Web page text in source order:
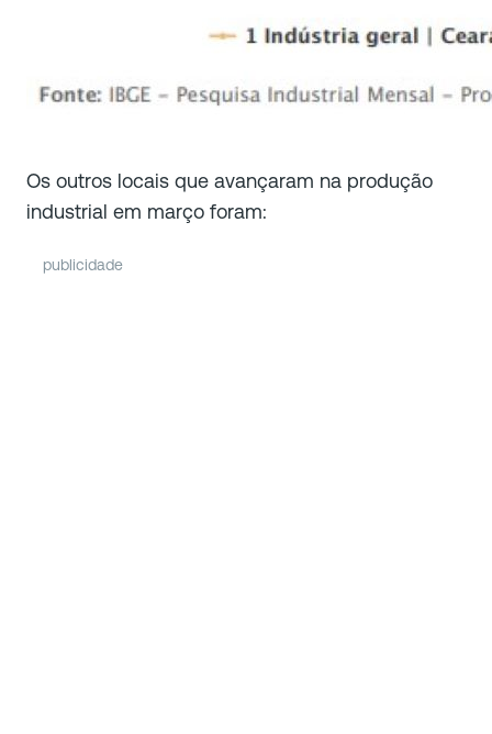
Os outros locais que avançaram na produção
industrial em março foram:
publicidade